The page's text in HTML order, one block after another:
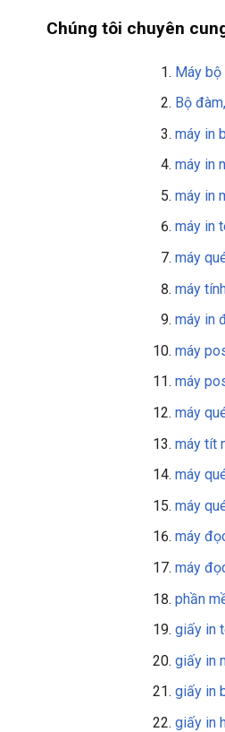
Chúng tôi chuyên
Máy bộ
Bộ đàm,
máy in
máy in
máy in
máy in
máy
máy
máy in
máy
máy
máy
máy tít
máy
máy
máy
máy
phần
giấy in
giấy in
giấy in
giấy in